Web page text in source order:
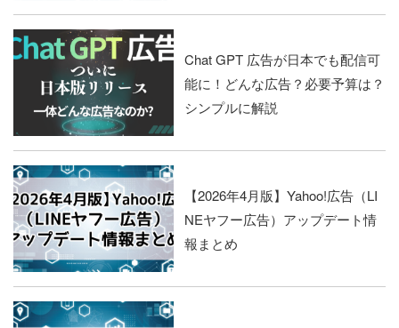
Chat GPT 広告が日本でも配信可
能に！どんな広告？必要予算は？
シンプルに解説
【2026年4月版】Yahoo!広告（LI
NEヤフー広告）アップデート情
報まとめ